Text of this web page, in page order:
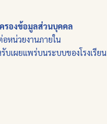
รองข้อมูลส่วนบุคคล
หน่วยงานภายใน
บเผยแพร่บนระบบของโรงเรียน